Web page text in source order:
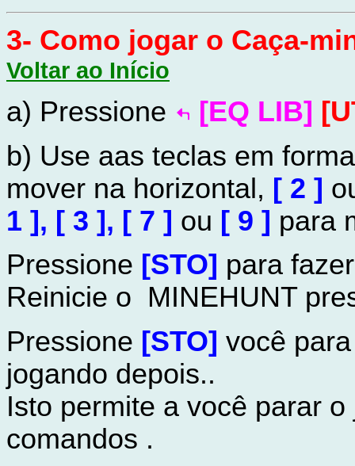
3- Como jogar o Caça-
Voltar ao Início
a) Pressione [EQ LIB]
b) Use aas teclas em
mover na horizontal, [ 2 ]
1 ], [ 3 ], [ 7 ] ou [ 9 ] para
Pressione [STO] para
Reinicie o MINEHUNT
Pressione [STO] você
jogando depois..
Isto permite a você parar
comandos .